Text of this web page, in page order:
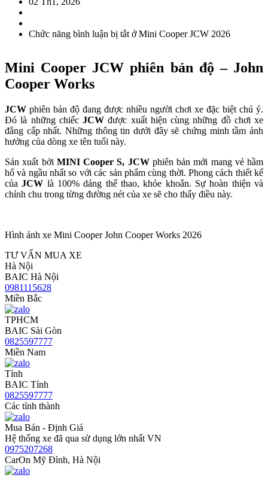
Chức năng bình luận bị tắtở Mini Cooper JCW 2026
Mini Cooper JCW phiên bản độ – John
Cooper Works
JCW phiên bản độ đang được nhiều người chơi xe đặc biệt chú ý.
Đó là những chiếcJCW được xuất hiện cùng những đồ chơi xe
đẳng cấp nhất. Những thông tin dưới đây sẽ chứng minh tầm ảnh
hưởng của dòng xe tên tuổi này.
Sản xuất bởi MINI Cooper S, JCWphiên bản mới mang vẻ hầm
hố và ngầu nhất so với các sản phẩm cùng thời. Phong cách thiết kế
của JCW là 100% dáng thể thao, khỏe khoắn. Sự hoàn thiện và
chỉnh chu trong từng đường nét của xe sẽ cho thấy điều này.
Hình ảnh xe Mini Cooper John Cooper Works 2026
TƯ VẤN MUA XE
Hà Nội
BAIC Hà Nội
0981115628
Miền Bắc
TPHCM
BAIC Sài Gòn
0825597777
Miền Nam
Tỉnh
BAIC Tỉnh
0825597777
Các tỉnh thành
Mua Bán - Định Giá
Hệ thống xe đã qua sử dụng lớn nhất VN
0975207268
CarOn Mỹ Đình, Hà Nội